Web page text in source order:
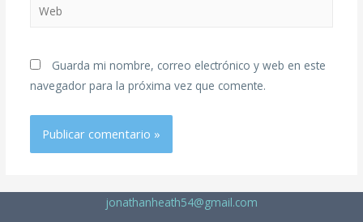
Guarda mi nombre, correo electrónico y web en este
navegador para la próxima vez que comente.
jonathanheath54@gmail.com